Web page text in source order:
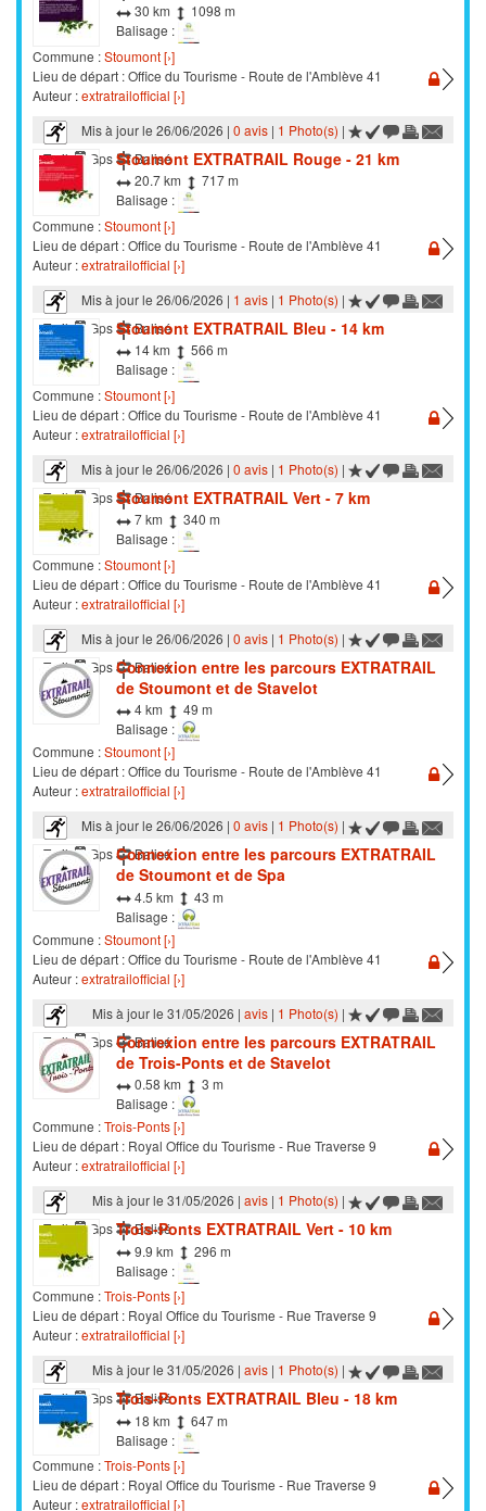
30 km
1098 m
Balisage :
Commune :Stoumont [›]
Lieu de départ : Office du Tourisme - Route de l'Amblève 41
Auteur :extratrailofficial [›]
Mis à jour le 26/06/2026 | 0 avis| 1 Photo(s) |
Trail
Gps Balisé
Stoumont EXTRATRAIL Rouge - 21 km
20.7 km
717 m
Balisage :
Commune :Stoumont [›]
Lieu de départ : Office du Tourisme - Route de l'Amblève 41
Auteur :extratrailofficial [›]
Mis à jour le 26/06/2026 | 1 avis| 1 Photo(s) |
Trail
Gps Balisé
Stoumont EXTRATRAIL Bleu - 14 km
14 km
566 m
Balisage :
Commune :Stoumont [›]
Lieu de départ : Office du Tourisme - Route de l'Amblève 41
Auteur :extratrailofficial [›]
Mis à jour le 26/06/2026 | 0 avis| 1 Photo(s) |
Trail
Gps Balisé
Stoumont EXTRATRAIL Vert - 7 km
7 km
340 m
Balisage :
Commune :Stoumont [›]
Lieu de départ : Office du Tourisme - Route de l'Amblève 41
Auteur :extratrailofficial [›]
Mis à jour le 26/06/2026 | 0 avis| 1 Photo(s) |
Trail
Gps Balisé
Connexion entre les parcours EXTRATRAIL
de Stoumont et de Stavelot
4 km
49 m
Balisage :
Commune :Stoumont [›]
Lieu de départ : Office du Tourisme - Route de l'Amblève 41
Auteur :extratrailofficial [›]
Mis à jour le 26/06/2026 | 0 avis| 1 Photo(s) |
Trail
Gps Balisé
Connexion entre les parcours EXTRATRAIL
de Stoumont et de Spa
4.5 km
43 m
Balisage :
Commune :Stoumont [›]
Lieu de départ : Office du Tourisme - Route de l'Amblève 41
Auteur :extratrailofficial [›]
Mis à jour le 31/05/2026 | avis| 1 Photo(s) |
Trail
Gps Balisé
Connexion entre les parcours EXTRATRAIL
de Trois-Ponts et de Stavelot
0.58 km
3 m
Balisage :
Commune :Trois-Ponts [›]
Lieu de départ : Royal Office du Tourisme - Rue Traverse 9
Auteur :extratrailofficial [›]
Mis à jour le 31/05/2026 | avis| 1 Photo(s) |
Trail
Gps Balisé
Trois-Ponts EXTRATRAIL Vert - 10 km
9.9 km
296 m
Balisage :
Commune :Trois-Ponts [›]
Lieu de départ : Royal Office du Tourisme - Rue Traverse 9
Auteur :extratrailofficial [›]
Mis à jour le 31/05/2026 | avis| 1 Photo(s) |
Trail
Gps Balisé
Trois-Ponts EXTRATRAIL Bleu - 18 km
18 km
647 m
Balisage :
Commune :Trois-Ponts [›]
Lieu de départ : Royal Office du Tourisme - Rue Traverse 9
Auteur :extratrailofficial [›]